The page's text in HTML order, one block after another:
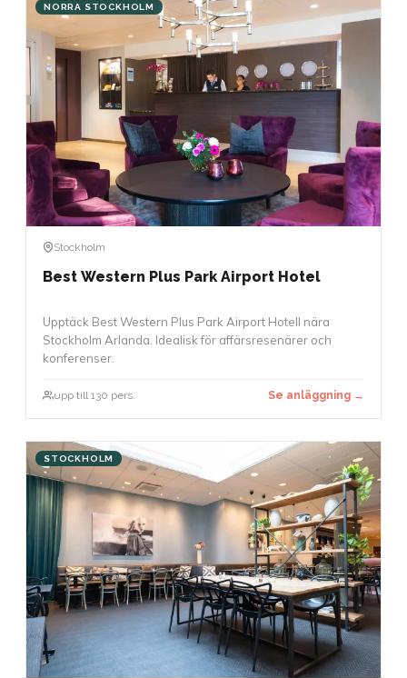
NORRA STOCKHOLM
Stockholm
Best Western Plus Park Airport Hotel
Upptäck Best Western Plus Park Airport Hotell nära
Stockholm Arlanda. Idealisk för affärsresenärer och
konferenser.
upp till 130 pers. Se anläggning →
STOCKHOLM